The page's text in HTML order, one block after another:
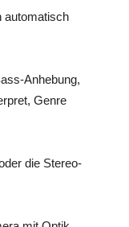
automatisch
Anhebung,
Genre
die Stereo-